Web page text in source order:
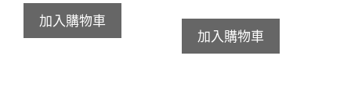
加入購物車
加入購物車